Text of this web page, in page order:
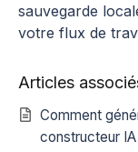
sauvegarde
votre flux de
Articles
Comment
constructeur